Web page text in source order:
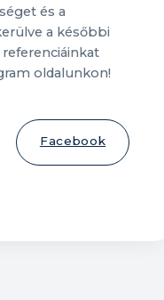
és a
a későbbi
oldalunkon!
Facebook